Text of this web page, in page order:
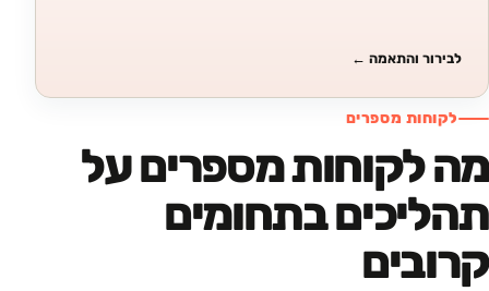
לבירור והתאמה ←
לקוחות מספרים
מה לקוחות מספרים על
תהליכים בתחומים
קרובים